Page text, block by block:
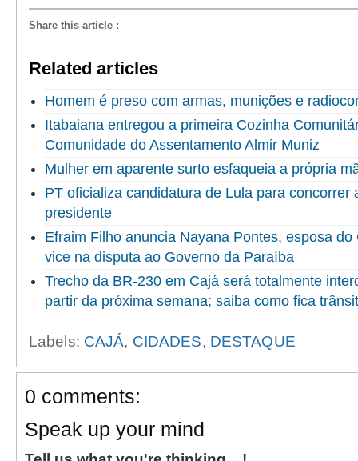
Share this article :
Related articles
Homem é preso com armas, munições e
Itabaiana entregou a primeira Cozinha
Comunidade do Assentamento Almir Muniz
Mulher em aparente surto esfaqueia a própria
PT oficializa candidatura de Lula para concorrer
presidente
Efraim Filho anuncia Nayana Pontes, esposa
vice na disputa ao Governo da Paraíba
Trecho da BR-230 em Cajá será totalmente
partir da próxima semana; saiba como fica
Labels: CAJÁ, CIDADES, DESTAQUE
0 comments:
Speak up your mind